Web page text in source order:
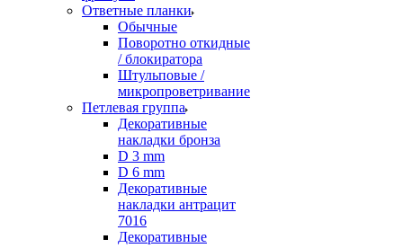
Ответные планки
Обычные
Поворотно откидные
/ блокиратора
Штульповые /
микропроветривание
Петлевая группа
Декоративные
накладки бронза
D 3 mm
D 6 mm
Декоративные
накладки антрацит
7016
Декоративные